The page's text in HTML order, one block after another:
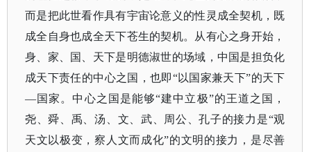
而是把此世看作具有宇宙论意义的性灵成全契机，既
成全自身也成全天下苍生的契机。从有心之身开始，
身、家、国、天下是明德淑世的场域，中国是担负化
成天下责任的中心之国，也即“以国家兼天下”的天下
—国家。中心之国是能够“建中立极”的王道之国，
尧、舜、禹、汤、文、武、周公、孔子的接力是“观
天文以极变，察人文而成化”的文明的接力，是尽善